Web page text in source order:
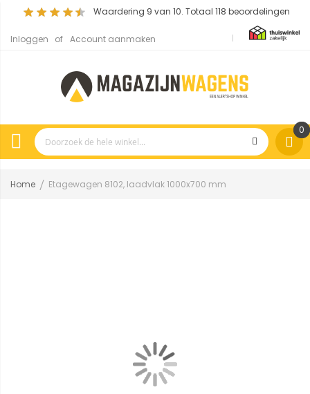
Waardering 9 van 10. Totaal 118 beoordelingen
Inloggen Account aanmaken
0
Home Etagewagen 8102, laadvlak 1000x700 mm